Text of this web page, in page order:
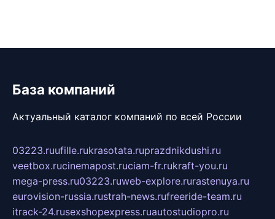
База компаний
Актуальный каталог компаний по всей России
03223.ruufille.rukrasotata.ruprazdnikdushi.ru
veetbox.rucinemapost.ruciam-fr.rukraft-you.ru
mega-press.ru03223.ruweb-explore.rurastenuya.ru
eurovision-russia.rustrah-news.rufreeride-team.ru
itrack-24.rusexshopexpress.ruautostudiopro.ru